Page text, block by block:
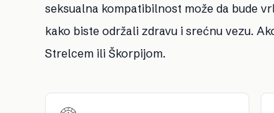
seksualna kompatibilnost može da bude
kako biste održali zdravu i srećnu vezu.
Strelcem ili Škorpijom.